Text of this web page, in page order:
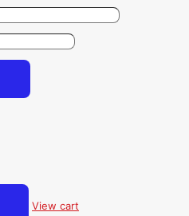
View cart